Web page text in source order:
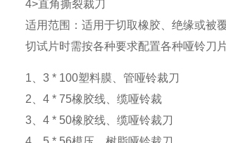
4>直角撕裂裁刀
适用范围：适用于切取橡胶、绝缘或被
切试片时需按各种要求配置各种哑铃刀
1、3 * 100塑料膜、管哑铃裁刀
2、4 * 75橡胶线、缆哑铃裁
3、4 * 50橡胶线、缆哑铃裁刀